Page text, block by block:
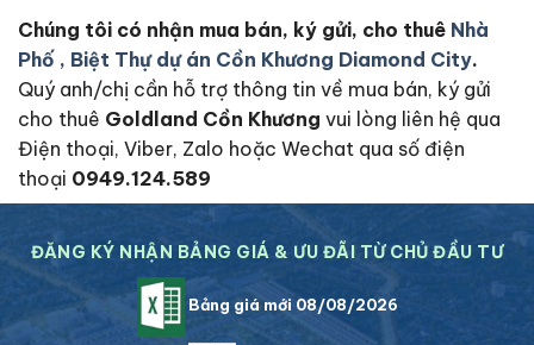
Chúng tôi có nhận mua bán, ký gửi, cho thuê Nhà
Phố , Biệt Thự dự án Cồn Khương Diamond City.
Quý anh/chị cần hỗ trợ thông tin về mua bán, ký gửi
cho thuê Goldland Cồn Khương vui lòng liên hệ qua
Điện thoại, Viber, Zalo hoặc Wechat qua số điện
thoại 0949.124.589
ĐĂNG KÝ NHẬN BẢNG GIÁ & ƯU ĐÃI TỪ CHỦ ĐẦU TƯ
Bảng giá mới 08/08/2026